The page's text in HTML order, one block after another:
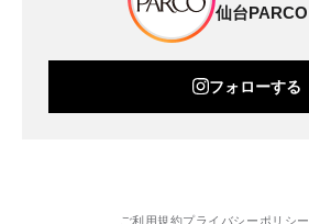
仙台PARCO
フォローする
ご利用規約プライバシーポリシー